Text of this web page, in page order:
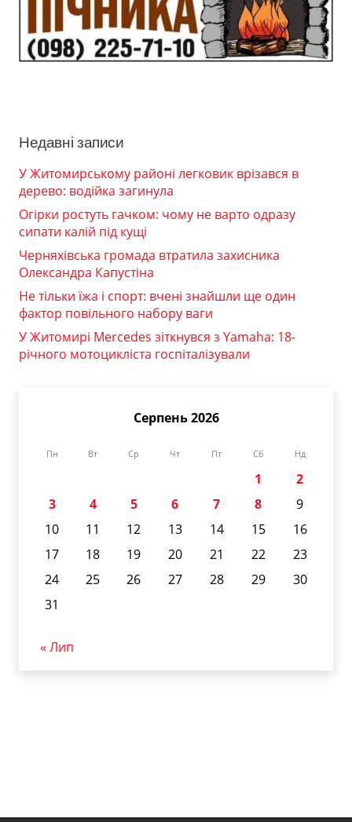
Недавні записи
У Житомирському районі легковик врізався в
дерево: водійка загинула
Огірки ростуть гачком: чому не варто одразу
сипати калій під кущі
Черняхівська громада втратила захисника
Олександра Капустіна
Не тільки їжа і спорт: вчені знайшли ще один
фактор повільного набору ваги
У Житомирі Mercedes зіткнувся з Yamaha: 18-
річного мотоцикліста госпіталізували
Серпень 2026
Пн Вт Ср Чт Пт Сб Нд
1
2
3
4 5 6 7 8
9
10
11 12 13 14 15
16
17
18 19 20 21 22
23
24
25 26 27 28 29
30
31
« Лип